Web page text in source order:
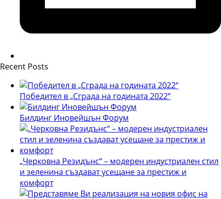
Recent Posts
Победител в „Сграда на годината 2022“
Билдинг Иновейшън Форум
„Черковна Резидънс“ – модерен индустриален стил
и зеленина създават усещане за престиж и
комфорт